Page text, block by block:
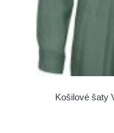
Košilové šaty